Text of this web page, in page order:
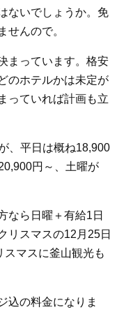
ないでしょうか。免
せんので。
まっています。格安
のホテルかは未定が
っていれば計画も立
、平日は概ね18,900
円～、土曜が
なら日曜＋有給1日
リスマスの12月25日
スマスに釜山観光も
込の料金になりま